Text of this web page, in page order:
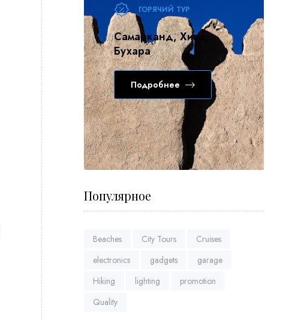
ГОРЯЧИЙ ТУР
Самарканд, Хива,
Бухара
Подробнее
Популярное
Beaches City Tours
Cruises
electronics
gadgets
garage
Hiking
lighting
promotion
Quality